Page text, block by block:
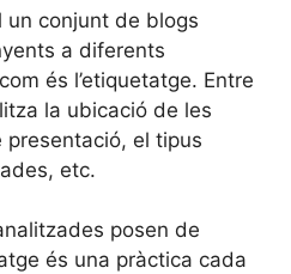
un conjunt de blogs
a diferents
és l’etiquetatge. Entre
la ubicació de les
el tipus
etc.
posen de
és una pràctica cada